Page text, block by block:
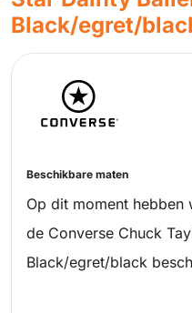
Black/egret/
Beschikbare maten
Op dit moment
de Converse Chuck
Black/egret/black